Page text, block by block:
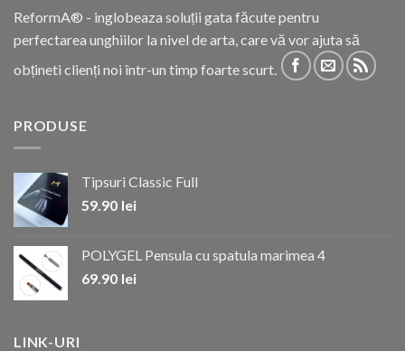
ReformA® - inglobeaza soluții gata făcute pentru
perfectarea unghiilor la nivel de arta, care vă vor ajuta să
obțineti clienți noi într-un timp foarte scurt.
PRODUSE
Tipsuri Classic Full
59.90 lei
POLYGEL Pensula cu spatula marimea 4
69.90 lei
LINK-URI